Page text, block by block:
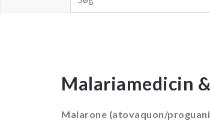
Malariamedicin
Malarone (atovaquon/